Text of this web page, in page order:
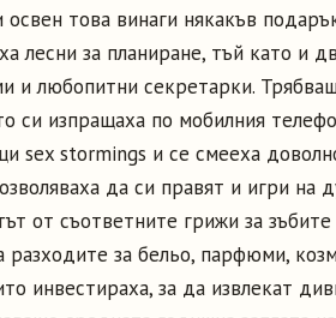
това винаги някакъв
лесни за планиране, тъй като и
и любопитни секретарки.
си изпращаха по мобилния
sex stormings и се смееха
да си правят и игри на
от съответните грижи за
разходите за бельо, парфюми,
инвестираха, за да извлекат